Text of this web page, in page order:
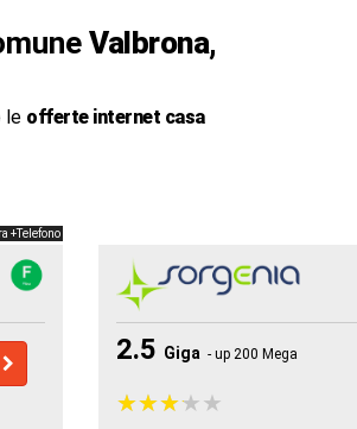
Valbrona,
le offerte internet casa
+Telefono
2.5 Giga - up 200 Mega
★★★★★
★★★★★